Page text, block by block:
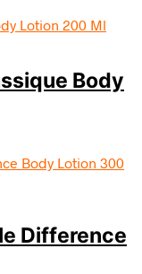
Body
Difference